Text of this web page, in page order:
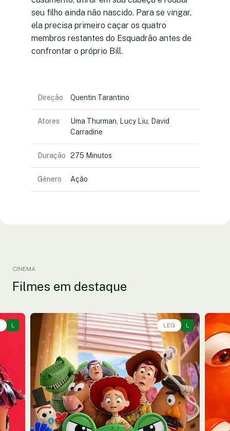
seu filho ainda não nascido. Para se vingar,
ela precisa primeiro caçar os quatro
membros restantes do Esquadrão antes de
confrontar o próprio Bill.
Direção Quentin Tarantino
Atores
Uma Thurman, Lucy Liu, David
Carradine
Duração 275 Minutos
Gênero Ação
CINEMA
Filmes em destaque
L LEG L
Animação, Aventura, Comédia • • 1h40